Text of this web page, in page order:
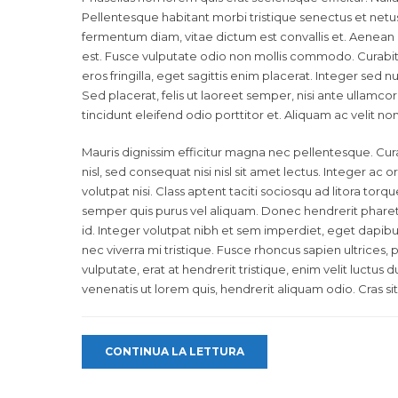
Pellentesque habitant morbi tristique senectus et
fermentum diam, vitae dictum est convallis et.
est. Fusce vulputate odio non mollis commodo.
eros fringilla, eget sagittis enim placerat. Integer sed
Sed placerat, felis ut laoreet semper, nisi ante
tincidunt eleifend odio porttitor et. Aliquam ac velit
Mauris dignissim efficitur magna nec pellentesque.
nisl, sed consequat nisi nisl sit amet lectus. Integer ac
volutpat nisi. Class aptent taciti sociosqu ad litora
semper quis purus vel aliquam. Donec hendrerit
id. Integer volutpat nibh et sem imperdiet, eget
nec viverra mi tristique. Fusce rhoncus sapien
vulputate, erat at hendrerit tristique, enim velit luctus
venenatis ut lorem quis, hendrerit aliquam odio. Cras
CONTINUA LA LETTURA